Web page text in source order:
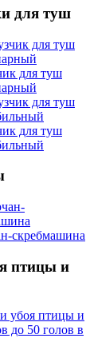
для туш
для туш
для туш
скребмашина
птицы и